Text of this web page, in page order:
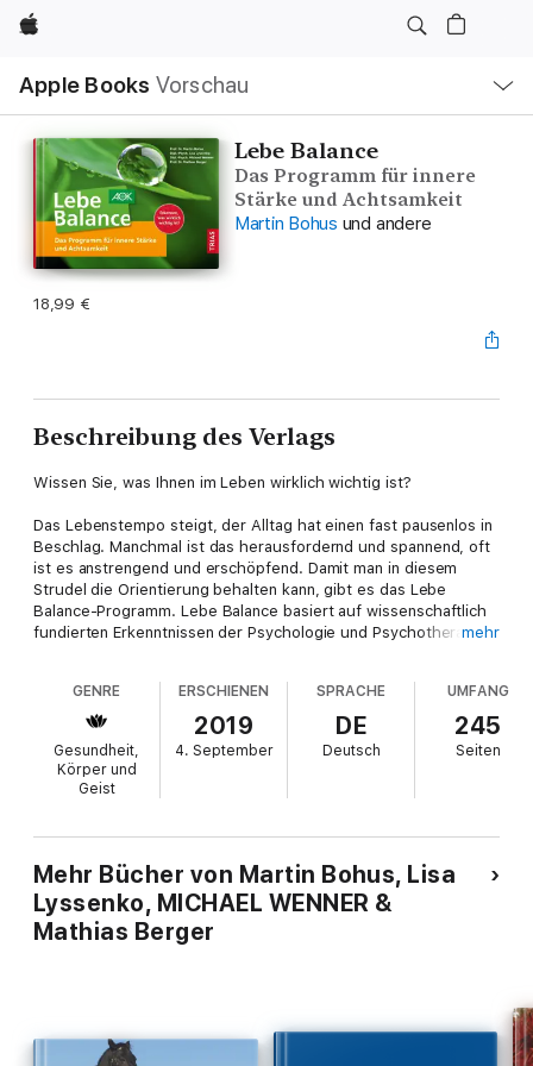
Apple
Apple Books Vorschau
Navigation
Menü
öffnen
Lebe Balance
Das Programm für innere
Stärke und Achtsamkeit
Martin Bohus und andere
18,99 €
Beschreibung des Verlags
Wissen Sie, was Ihnen im Leben wirklich wichtig ist?
Das Lebenstempo steigt, der Alltag hat einen fast pausenlos in
Beschlag. Manchmal ist das herausfordernd und spannend, oft
ist es anstrengend und erschöpfend. Damit man in diesem
Strudel die Orientierung behalten kann, gibt es das Lebe
Balance-Programm. Lebe Balance basiert auf wissenschaftlich
fundierten Erkenntnissen der Psychologie und Psychotherapie
wie Sie Ihre innere Stärke und Energie schützen, ausbauen und
erhöhen können,
wie Sie eine Balance finden zwischen der Bewältigung des
Alltags und der Orientierung an den Dingen, die wirklich wichtig
wie Sie den Augenblick intensiver erleben und die
Lassen Sie sich auf Lebe Balance ein und entwickeln Sie
Bewusstheit für Ihr persönliches Ressourcen-Gleichgewicht -
Ihr Leben wird einfacher, nachhaltiger, intensiver und reicher
mehr
GENRE
Gesundheit,
Körper und
Geist
ERSCHIENEN
2019
4. September
SPRACHE
DE
Deutsch
UMFANG
245
Seiten
Mehr Bücher von Martin Bohus, Lisa
Lyssenko, MICHAEL WENNER &
Mathias Berger